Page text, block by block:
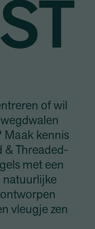
of wil
Maak kennis
& Threaded-
met een
natuurlijke
vleugje zen